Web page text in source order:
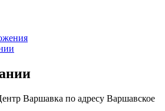
Варшавка по адресу Варшавское